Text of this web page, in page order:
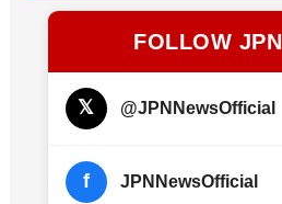
FOLLOW
𝕏 @JPNNewsOfficial
f JPNNewsOfficial